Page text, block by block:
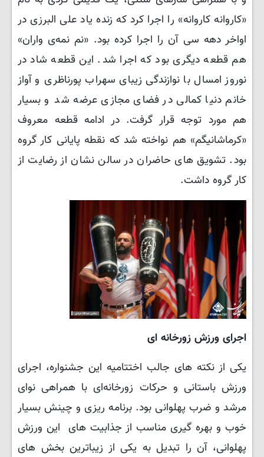
«کاروانه کاروانه» را اجرا کرد که زنده یاد علی البرزی در
اواخر دهه سی آن را اجرا کرده بود. «نم نمه‌ی واران»
هم قطعه دیگری بود که اجرا شد. این قطعه شاد در
نوروز امسال با نوازندگی زیبای سهراب پورناظری و آواز
خانم دنیا کمالی در فضای مجازی عرضه شد و بسیار
هم مورد توجه قرار گرفت. در ادامه قطعه معروف
«کرماشانیگم» هم نواخته شد که نقطه پایانی کار گروه
بود. تشویق های حاضران در سالن نشان از رضایت از
کار گروه داشت.
اجرای ورزش زورخانه ای
یکی از نکته های جالب اختتامیه این جشنواره، اجرای
ورزش باستانی و حرکات زورخانه‌ای با همراهی نوای
مرشد و ضرب پهلوانی بود. برنامه ریزی و چینش بسیار
خوب و بهره گیری مناسب از جذابیت های این ورزش
پهلوانی، آن را تبدیل به یکی از زیباترین بخش های